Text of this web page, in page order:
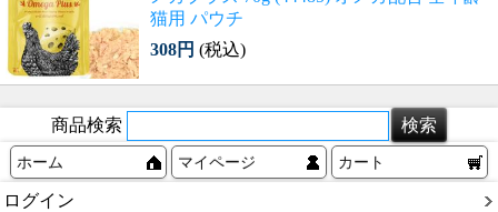
猫用 パウチ
308円 (税込)
商品検索
ホーム マイページ カート
ログイン